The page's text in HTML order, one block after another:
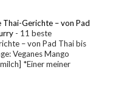
Gerichte – von Pad
- 11 beste
– von Pad Thai bis
Veganes Mango
*Einer meiner